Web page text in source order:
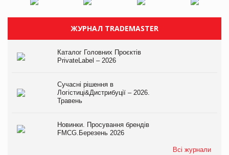
ЖУРНАЛ TRADEMASTER
Каталог Головних Проєктів
PrivateLabel – 2026
Сучасні рішення в
Логістиці&Дистрибуції – 2026.
Травень
Новинки. Просування брендів
FMCG.Березень 2026
Всі журнали